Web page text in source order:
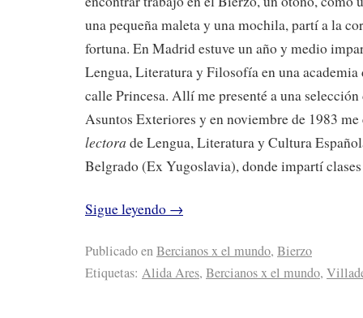
una pequeña maleta y una mochila, partí a la
fortuna. En Madrid estuve un año y medio
Lengua, Literatura y Filosofía en una
calle Princesa. Allí me presenté a una
Asuntos Exteriores y en noviembre de 1983
lectora de Lengua, Literatura y Cultura
Belgrado (Ex Yugoslavia), donde impartí
Sigue leyendo →
Publicado enBercianos x el mundo, Bierzo
Etiquetas: Alida Ares, Bercianos x el mundo,